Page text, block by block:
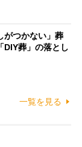
がつかない」葬
DIY葬」の落とし
一覧を見る